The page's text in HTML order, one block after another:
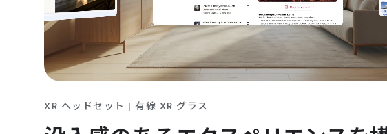
XR ヘッドセット | 有線 XR グラス